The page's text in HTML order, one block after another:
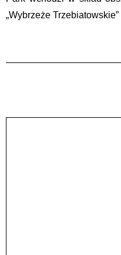
„Wybrzeże